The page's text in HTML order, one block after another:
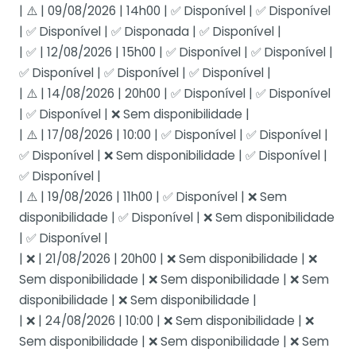
| ⚠️ | 09/08/2026 | 14h00 | ✅ Disponível | ✅ Disponível
| ✅ Disponível | ✅ Disponada | ✅ Disponível |
| ✅ | 12/08/2026 | 15h00 | ✅ Disponível | ✅ Disponível |
✅ Disponível | ✅ Disponível | ✅ Disponível |
| ⚠️ | 14/08/2026 | 20h00 | ✅ Disponível | ✅ Disponível
| ✅ Disponível | ❌ Sem disponibilidade |
| ⚠️ | 17/08/2026 | 10:00 | ✅ Disponível | ✅ Disponível |
✅ Disponível | ❌ Sem disponibilidade | ✅ Disponível |
✅ Disponível |
| ⚠️ | 19/08/2026 | 11h00 | ✅ Disponível | ❌ Sem
disponibilidade | ✅ Disponível | ❌ Sem disponibilidade
| ✅ Disponível |
| ❌ | 21/08/2026 | 20h00 | ❌ Sem disponibilidade | ❌
Sem disponibilidade | ❌ Sem disponibilidade | ❌ Sem
disponibilidade | ❌ Sem disponibilidade |
| ❌ | 24/08/2026 | 10:00 | ❌ Sem disponibilidade | ❌
Sem disponibilidade | ❌ Sem disponibilidade | ❌ Sem